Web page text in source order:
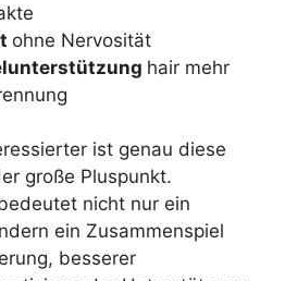
ohne Nervosität
hair mehr
ist genau diese
große Pluspunkt.
nicht nur ein
ein Zusammenspiel
besserer